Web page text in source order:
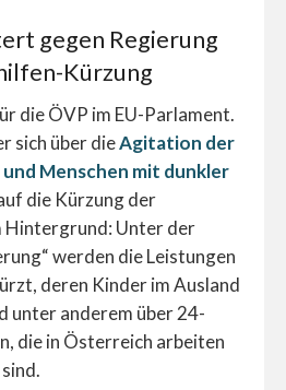
gegen Regierung
Kürzung
die ÖVP im EU-Parlament.
sich über dieAgitation der
und Menschen mit dunkler
die Kürzung der
Hintergrund: Unter der
werden die Leistungen
deren Kinder im Ausland
unter anderem über 24-
die in Österreich arbeiten